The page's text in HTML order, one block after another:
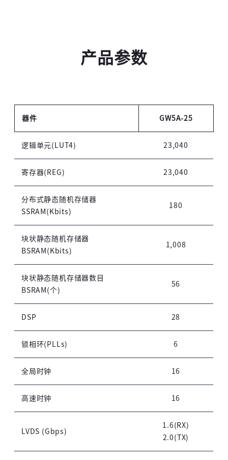
产品参数
器件 GW5A-25
逻辑单元(LUT4) 23,040
寄存器(REG) 23,040
分布式静态随机存储器
SSRAM(Kbits)
180
块状静态随机存储器
BSRAM(Kbits)
1,008
块状静态随机存储器数目
BSRAM(个)
56
DSP 28
锁相环(PLLs) 6
全局时钟 16
高速时钟 16
LVDS (Gbps)
1.6(RX)
2.0(TX)